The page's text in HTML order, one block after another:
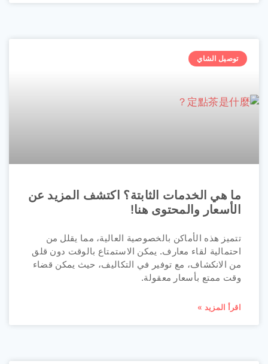
توصيل الشاي
ما هي الخدمات الثابتة؟ اكتشف المزيد عن
الأسعار والمحتوى هنا!
تتميز هذه الأماكن بالخصوصية العالية، مما يقلل من
احتمالية لقاء معارف. يمكن الاستمتاع بالوقت دون قلق
من الانكشاف، مع توفير في التكاليف، حيث يمكن قضاء
وقت ممتع بأسعار معقولة.
اقرأ المزيد »